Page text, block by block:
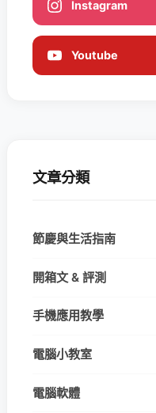
Instagram
Youtube
文章分類
節慶與生活指南
開箱文 & 評測
手機應用教學
電腦小教室
電腦軟體